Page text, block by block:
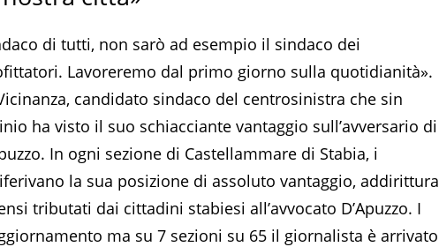
di tutti, non sarò ad esempio il sindaco dei
Lavoreremo dal primo giorno sulla quotidianità».
candidato sindaco del centrosinistra che sin
ha visto il suo schiacciante vantaggio sull’avversario di
In ogni sezione di Castellammare di Stabia, i
la sua posizione di assoluto vantaggio, addirittura
tributati dai cittadini stabiesi all’avvocato D’Apuzzo. I
ma su 7 sezioni su 65 il giornalista è arrivato